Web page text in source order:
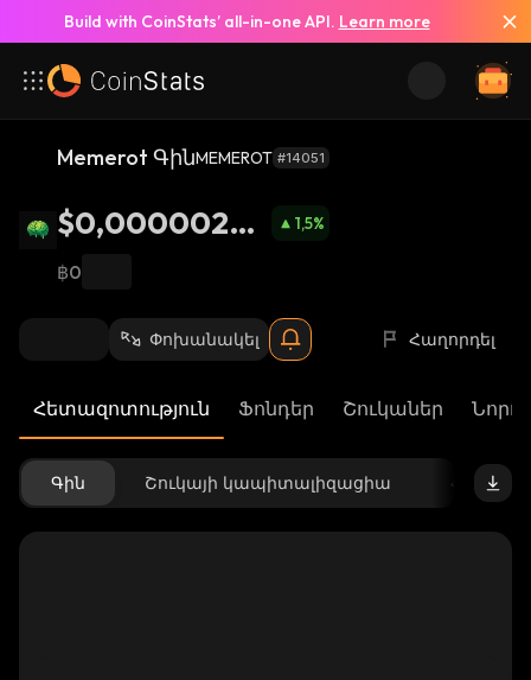
Build with CoinStats’ all-in-one API. Learn more
Memerot ԳինMEMEROT #14051
$0,00000262
4
1,5%
฿0
Փոխանակել Հաղորդել
Հետազոտություն Ֆոնդեր Շուկաներ
Գին Շուկայի կապիտալիզացիա